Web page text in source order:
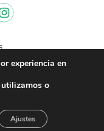
|
experiencia en
utilizamos o
Ajustes